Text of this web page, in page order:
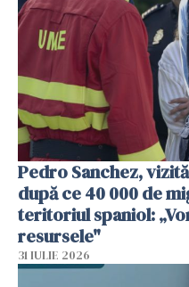
Pedro Sanchez,
după ce 40 000 de
teritoriul spaniol:
resursele"
31 IULIE 2026